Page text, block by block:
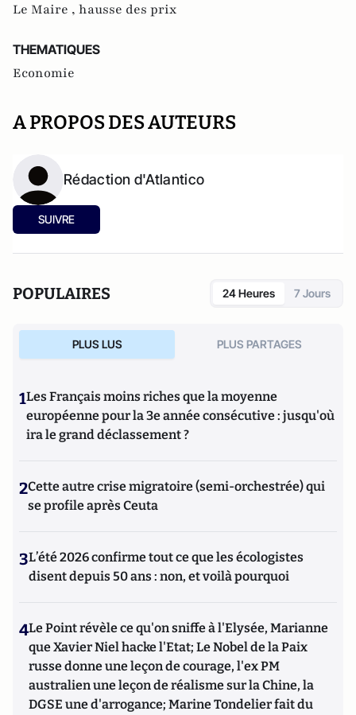
Le Maire , hausse des prix
THEMATIQUES
Economie
A PROPOS DES AUTEURS
Rédaction d'Atlantico
SUIVRE
POPULAIRES 24 Heures 7 Jours
PLUS LUS PLUS PARTAGES
1Les Français moins riches que la moyenne
européenne pour la 3e année consécutive : jusqu'où
ira le grand déclassement ?
2Cette autre crise migratoire (semi-orchestrée) qui
se profile après Ceuta
3L’été 2026 confirme tout ce que les écologistes
disent depuis 50 ans : non, et voilà pourquoi
4Le Point révèle ce qu'on sniffe à l'Elysée, Marianne
que Xavier Niel hacke l'Etat; Le Nobel de la Paix
russe donne une leçon de courage, l'ex PM
australien une leçon de réalisme sur la Chine, la
DGSE une d'arrogance; Marine Tondelier fait du